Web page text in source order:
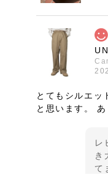
とてもシルエッ
と思います。
レ
き
て